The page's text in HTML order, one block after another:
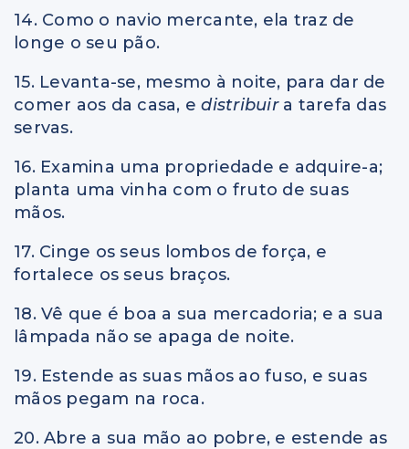
14. Como o navio mercante, ela traz de
longe o seu pão.
15. Levanta-se, mesmo à noite, para dar de
comer aos da casa, edistribuir a tarefa das
servas.
16. Examina uma propriedade e adquire-a;
planta uma vinha com o fruto de suas
mãos.
17. Cinge os seus lombos de força, e
fortalece os seus braços.
18. Vê que é boa a sua mercadoria; e a sua
lâmpada não se apaga de noite.
19. Estende as suas mãos ao fuso, e suas
mãos pegam na roca.
20. Abre a sua mão ao pobre, e estende as